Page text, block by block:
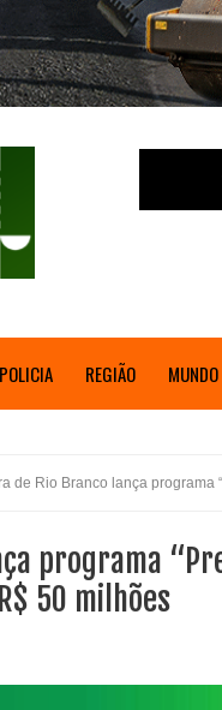
POLICIA REGIÃO MUNDO
de Rio Branco lança programa
programa
50 milhões